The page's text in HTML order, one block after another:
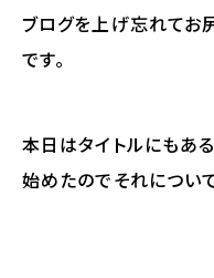
ブログを上げ忘れてお
です。
本日はタイトルにもあ
始めたのでそれについ